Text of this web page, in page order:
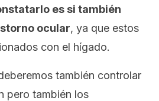
es si también
ocular, ya que estos
con el hígado.
también controlar
pero también los